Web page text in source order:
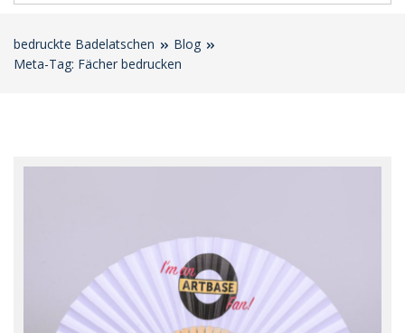
bedruckte Badelatschen
Blog
Meta-Tag: Fächer bedrucken